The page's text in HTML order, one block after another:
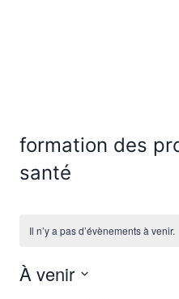
formation des
santé
Il n’y a pas d’évènements à venir.
À venir